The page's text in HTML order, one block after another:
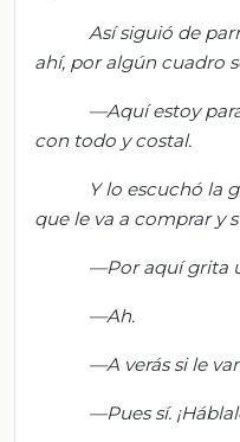
Así siguió de p
ahí, por algún cuadro
—Aquí estoy
con todo y costal.
Y lo escuchóla
que le va a comprar y
—Por aquí grita
—Ah.
—Averás si le
—Puessí.